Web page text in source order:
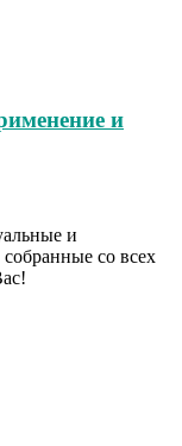
и
и
со всех